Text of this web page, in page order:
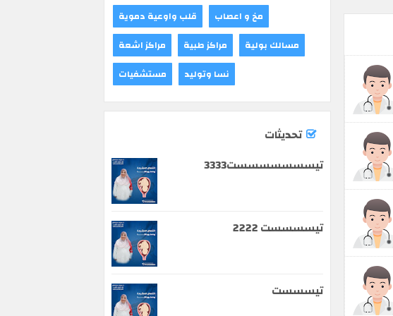
قلب واوعية دموية
مخ و اعصاب
مراكز اشعة
مراكز طبية
مسالك بولية
مستشفيات
نسا وتوليد
تحديثات
تيسسسسسسست3333
تيسسسست 2222
تيسسست